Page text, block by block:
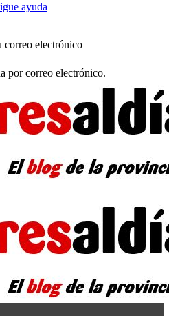
ayuda
correo electrónico
por correo electrónico.